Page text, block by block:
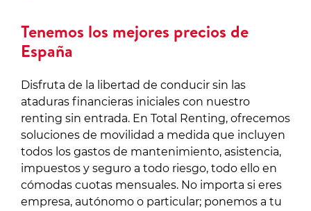
Tenemos los mejores precios de
España
Disfruta de la libertad de conducir sin las
ataduras financieras iniciales con nuestro
renting sin entrada. En Total Renting, ofrecemos
soluciones de movilidad a medida que incluyen
todos los gastos de mantenimiento, asistencia,
impuestos y seguro a todo riesgo, todo ello en
cómodas cuotas mensuales. No importa si eres
empresa, autónomo o particular; ponemos a tu